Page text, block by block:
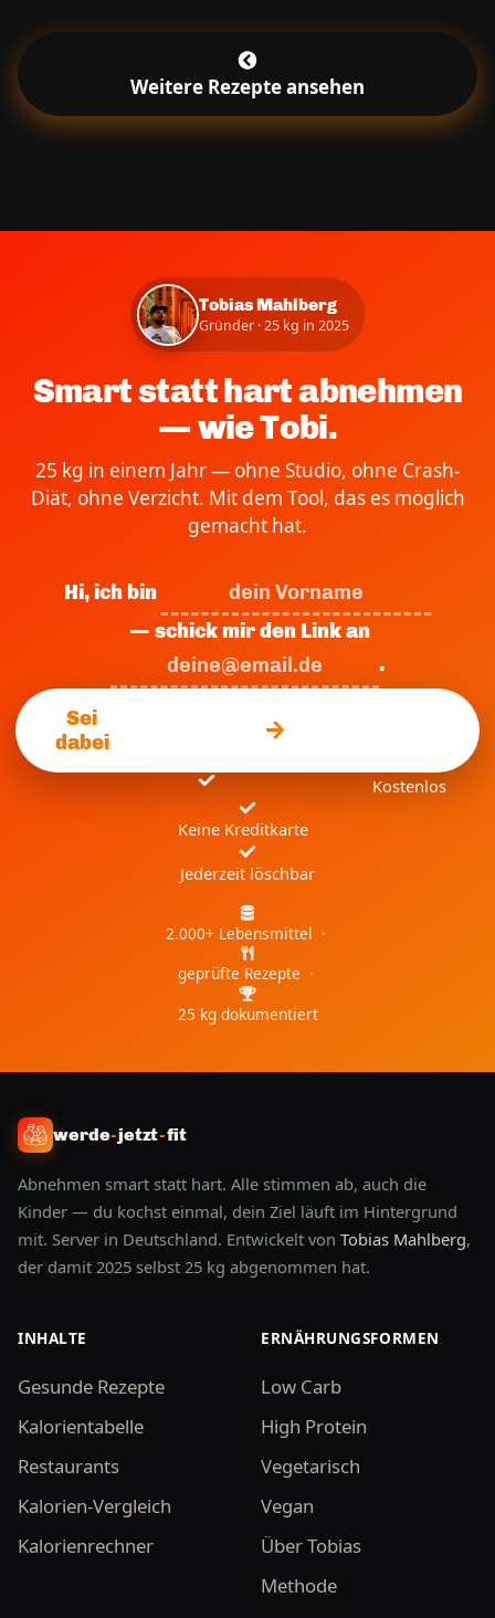
Weitere Rezepte ansehen
Tobias Mahlberg
Gründer · 25 kg in 2025
Smart statt hart abnehmen
— wie Tobi.
25 kg in einem Jahr — ohne Studio, ohne Crash-
Diät, ohne Verzicht. Mit dem Tool, das es möglich
gemacht hat.
Hi, ich bin
— schick mir den Link an
.
Sei
dabei
Kostenlos
Keine Kreditkarte
Jederzeit löschbar
2.000+ Lebensmittel ·
geprüfte Rezepte ·
25 kg dokumentiert
werde-jetzt-fit
Abnehmen smart statt hart. Alle stimmen ab, auch die
Kinder — du kochst einmal, dein Ziel läuft im Hintergrund
mit. Server in Deutschland. Entwickelt von Tobias Mahlberg,
der damit 2025 selbst 25 kg abgenommen hat.
INHALTE
Gesunde Rezepte
Kalorientabelle
Restaurants
Kalorien-Vergleich
Kalorienrechner
ERNÄHRUNGSFORMEN
Low Carb
High Protein
Vegetarisch
Vegan
Über Tobias
Methode